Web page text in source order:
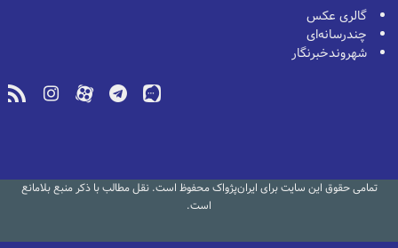
گالری عکس
چندرسانه‌ای
شهروندخبرنگار
تمامی حقوق این سایت برای ایران‌پژواک محفوظ است. نقل مطالب با ذکر منبع بلامانع
است.